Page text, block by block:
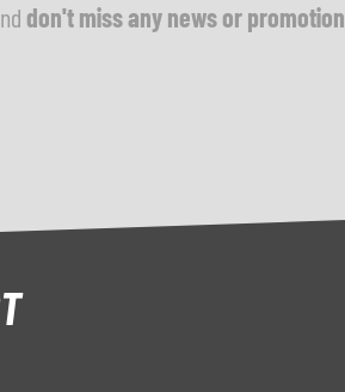
don't miss any news or promotion